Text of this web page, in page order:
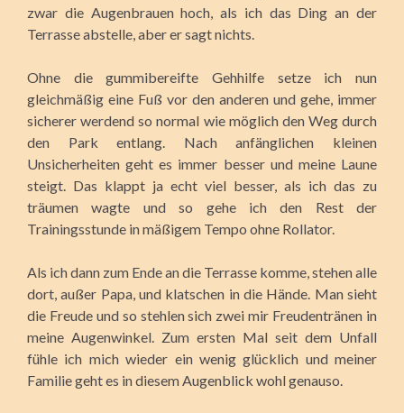
zwar die Augenbrauen hoch, als ich das Ding an der
Terrasse abstelle, aber er sagt nichts.
Ohne die gummibereifte Gehhilfe setze ich nun
gleichmäßig eine Fuß vor den anderen und gehe, immer
sicherer werdend so normal wie möglich den Weg durch
den Park entlang. Nach anfänglichen kleinen
Unsicherheiten geht es immer besser und meine Laune
steigt. Das klappt ja echt viel besser, als ich das zu
träumen wagte und so gehe ich den Rest der
Trainingsstunde in mäßigem Tempo ohne Rollator.
Als ich dann zum Ende an die Terrasse komme, stehen alle
dort, außer Papa, und klatschen in die Hände. Man sieht
die Freude und so stehlen sich zwei mir Freudentränen in
meine Augenwinkel. Zum ersten Mal seit dem Unfall
fühle ich mich wieder ein wenig glücklich und meiner
Familie geht es in diesem Augenblick wohl genauso.